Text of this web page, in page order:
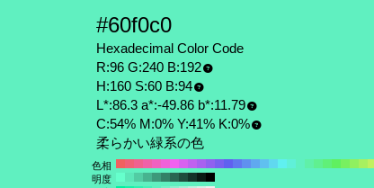
#60f0c0
Hexadecimal Color Code
R:96 G:240 B:192
H:160 S:60 B:94
L*:86.3 a*:-49.86 b*:11.79
C:54% M:0% Y:41% K:0%
柔らかい緑系の色
色相
明度